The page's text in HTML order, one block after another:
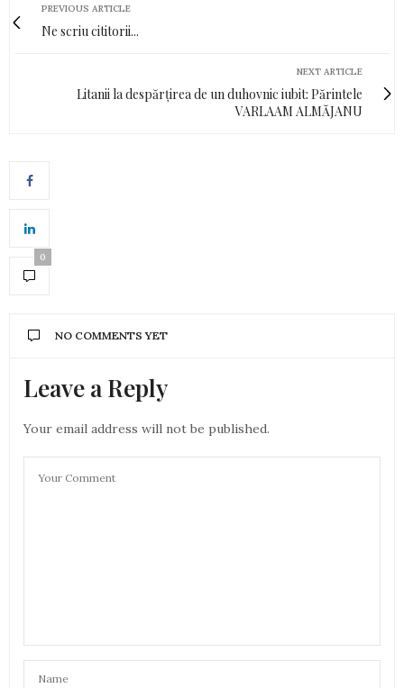
PREVIOUS ARTICLE
Ne scriu cititorii...
NEXT ARTICLE
Litanii la despărțirea de un duhovnic iubit: Părintele
VARLAAM ALMĂJANU
0
NO COMMENTS YET
Leave a Reply
Your email address will not be published.